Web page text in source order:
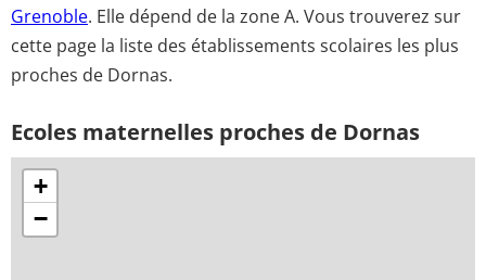
Grenoble. Elle dépend de la zone A. Vous trouverez sur
cette page la liste des établissements scolaires les plus
proches de Dornas.
Ecoles maternelles proches de Dornas
+
−